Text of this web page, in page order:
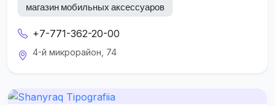
магазин мобильных аксессуаров
+7-771-362-20-00
4-й микрорайон, 74